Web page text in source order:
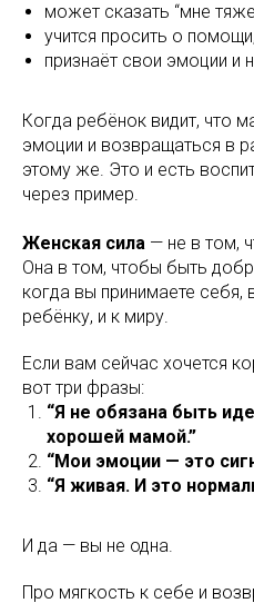
может сказать “мне
учится просить о помощи,
признаёт свои эмоции и
Когда ребёнок видит, что
эмоции и возвращаться в
этому же. Это и есть
через пример.
Женская сила — не в том,
Она в том, чтобы быть
когда вы принимаете себя,
ребёнку, и к миру.
Если вам сейчас хочется
вот три фразы:
“Я не обязана быть
хорошей мамой.”
“Мои эмоции — это
“Я живая. И это
И да — вы не одна.
Про мягкость к себе и